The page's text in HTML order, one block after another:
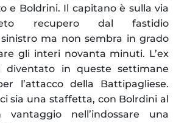
e Boldrini. Il capitano è sulla via
recupero dal fastidio
ma non sembra in grado
gli interi novanta minuti. L’ex
diventato in queste settimane
l’attacco della Battipagliese.
sia una staffetta, con Bolrdini al
nell’indossare una